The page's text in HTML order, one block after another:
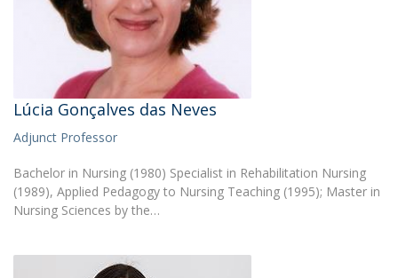
Lúcia Gonçalves das Neves
Adjunct Professor
Bachelor in Nursing (1980) Specialist in Rehabilitation Nursing
(1989), Applied Pedagogy to Nursing Teaching (1995); Master in
Nursing Sciences by the…